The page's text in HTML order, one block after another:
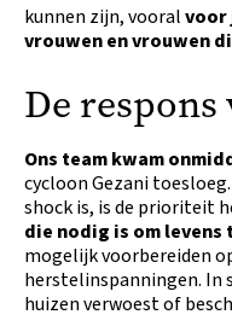
kunnen zijn, vooralvoor
vrouwen en vrouwen
De
Ons team kwam
cycloon Gezani
shock is, is de prioriteit
die nodig is om levens
mogelijk voorbereiden
herstelinspanningen. In
huizen verwoest of